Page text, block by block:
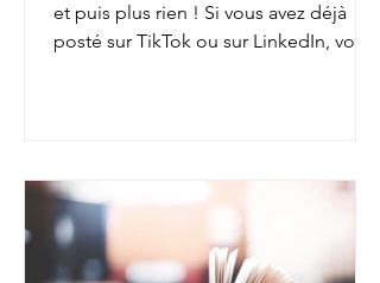
et puis plus rien ! Si vous avez déjà
posté sur TikTok ou sur LinkedIn, vous